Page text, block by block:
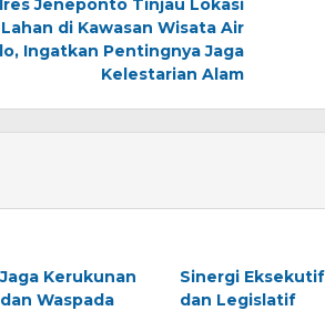
Jeneponto Tinjau Lokasi
di Kawasan Wisata Air
Ingatkan Pentingnya Jaga
Kelestarian Alam
Jaga Kerukunan
dan Waspada
Sinergi Eksekutif
dan Legislatif